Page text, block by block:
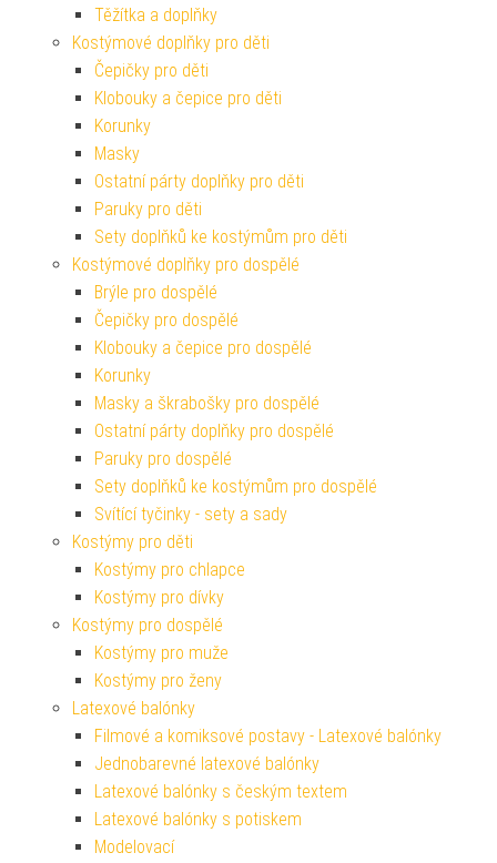
Těžítka a doplňky
Kostýmové doplňky pro děti
Čepičky pro děti
Klobouky a čepice pro děti
Korunky
Masky
Ostatní párty doplňky pro děti
Paruky pro děti
Sety doplňků ke kostýmům pro děti
Kostýmové doplňky pro dospělé
Brýle pro dospělé
Čepičky pro dospělé
Klobouky a čepice pro dospělé
Korunky
Masky a škrabošky pro dospělé
Ostatní párty doplňky pro dospělé
Paruky pro dospělé
Sety doplňků ke kostýmům pro dospělé
Svítící tyčinky - sety a sady
Kostýmy pro děti
Kostýmy pro chlapce
Kostýmy pro dívky
Kostýmy pro dospělé
Kostýmy pro muže
Kostýmy pro ženy
Latexové balónky
Filmové a komiksové postavy - Latexové balónky
Jednobarevné latexové balónky
Latexové balónky s českým textem
Latexové balónky s potiskem
Modelovací